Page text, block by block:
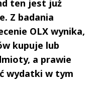
ten jest już
Z badania
OLX wynika,
kupuje lub
a prawie
wydatki w tym